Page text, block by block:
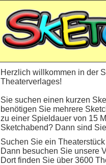
Herzlich willkommen in der
Theaterverlages!
Sie suchen einen kurzen
benötigen Sie mehrere
zu einer Spieldauer von 15
Sketchabend? Dann sind
Suchen Sie ein
Dann besuchen Sie unsere
Dort finden Sie über 3600